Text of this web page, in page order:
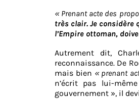
« Prenant acte des
très clair. Je considère
l’Empire ottoman,
Autrement dit,
reconnaissance. De
mais bien « prenant
n’écrit pas lui-
gouvernement », il